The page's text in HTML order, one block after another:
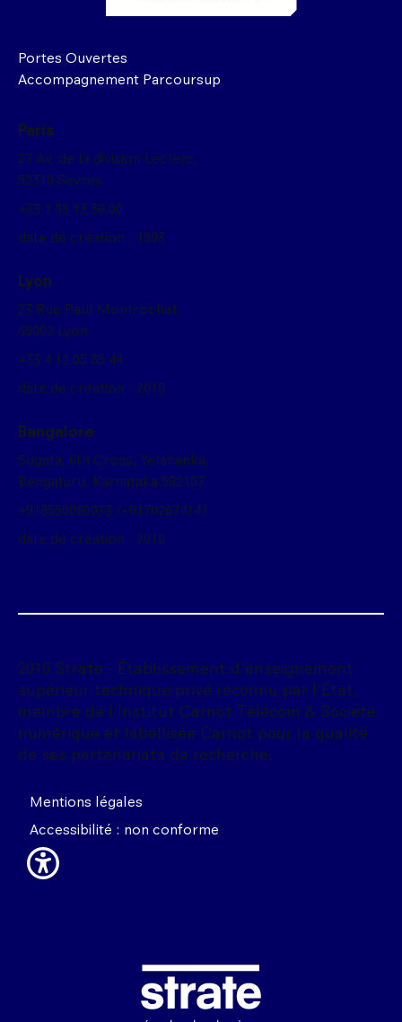
Image
2016 Strate - Établissement d'enseignement
supérieur technique privé reconnu par l'État,
membre de l'Institut Carnot Télécom & Société
numérique et labellisée Carnot pour la qualité
de ses partenariats de recherche.
Mentions légales
Accessibilité : non conforme
Portes Ouvertes
Accompagnement Parcoursup
Paris
27 Av, de la division Leclerc,
92310 Sèvres
+33 1 59 13 36 00
date de création : 1993
Lyon
23 Rue Paul Montrochet,
69002 Lyon
+33 4 12 05 85 44
date de création : 2019
Bangalore
Sugata, 6th Cross, Yelahanka,
Bengaluru, Karnataka 562157
+918550080033 /+91702674141
date de création : 2016